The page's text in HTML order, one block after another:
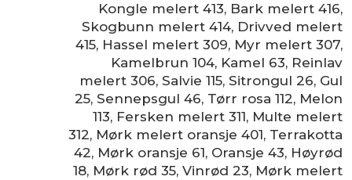
Kongle melert 413, Bark melert 416,
Skogbunn melert 414, Drivved melert
415, Hassel melert 309, Myr melert 307,
Kamelbrun 104, Kamel 63, Reinlav
melert 306, Salvie 115, Sitrongul 26, Gul
25, Sennepsgul 46, Tørr rosa 112, Melon
113, Fersken melert 311, Multe melert
312, Mørk melert oransje 401, Terrakotta
42, Mørk oransje 61, Oransje 43, Høyrød
18, Mørk rød 35, Vinrød 23, Mørk melert